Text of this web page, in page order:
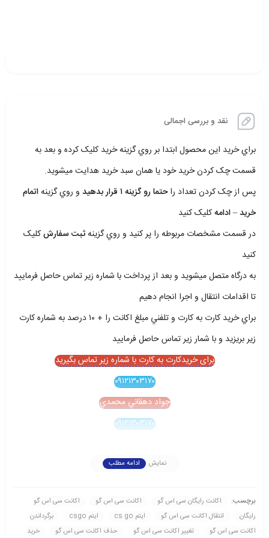
نقد و بررسی اجمالی
براي خريد اين محصول ابتدا بر روي گزينه خريد کليک کرده و بعد به
قسمت چک کردن خريد خود يا همان سبد خريد هدايت ميشويد.
پس از چک کردن تعداد راحتما رو گزينه ۱ قرار بدهيد و روي گزينهاتمام
خريد – ادامهکليک کنيد
در قسمت مشخصات مربوطه را پر کنيد و روي گزينهثبت سفارشکليک
کنيد
به درگاه متصل ميشويد و بعد از پرداخت با شماره زير تماس حاصل فرماييد
تا اقدامات انتقال و اجرا انجام دهيم
براي خريد کارت به کارت و تلفني مبلغ اکانت را + ۱۰ درصد به شماره کارت
زير بريزيد و با شمار زير تماس حاصل فرماييد
برای خریدکارت به کارت با شماره زیر تماس بگیرید
۰۹۱۲۱۳۰۳۱۷۰
جواد دهقاني محمدي
۰۹۱۲۱۳۰۳۱۷۰
نمایش ادامه مطلب
برچسب: اکانت رايگان سی اس گو اکانت سی اس گو
اکانت سی اس گو
رايگان
انتقال اکانت سی اس گو ایتم cs go ایتم csgo
برگرداندن
اکانت سی اس گو
تغيير اکانت سی اس گو حذف اکانت سی اس گو
خريد